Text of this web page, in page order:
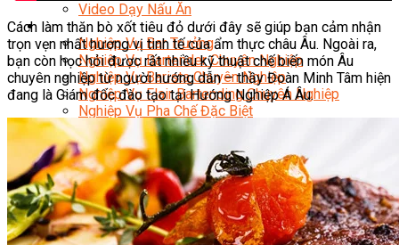
Video Dạy Nấu Ăn
Pha Chế
Nghiệp Vụ Bar Trưởng
Nghiệp Vụ Bartender Chuyên Nghiệp
Nghiệp Vụ Barista Chuyên Nghiệp
Nghiệp Vụ Flair Bartending Chuyên Nghiệp
Nghiệp Vụ Pha Chế Đặc Biệt
Nghiệp Vụ Pha Chế Tổng Hợp
Nghiệp Vụ Quản Lý Bar
Chuyên Gia Cà Phê
Cà Phê Pha Máy
Khởi Sự Kinh Doanh Cafe – Chuỗi Cafe
Bí Quyết Khởi Nghiệp Mô Hình Đồ Uống
Kinh Doanh Mô Hình Đồ Uống Thịnh Hành
Cách làm thăn bò xốt tiêu đỏ dưới đây sẽ giúp bạn cảm nhận
trọn vẹn nhất hương vị tinh tế của ẩm thực châu Âu. Ngoài ra,
bạn còn học hỏi được rất nhiều kỹ thuật chế biến món Âu
chuyên nghiệp từ người hướng dẫn – thầy Đoàn Minh Tâm hiện
đang là Giám đốc đào tạo tại Hướng Nghiệp Á Âu.